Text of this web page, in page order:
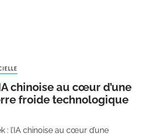
chinoise au cœur d’une
froide technologique
: l’IA chinoise au cœur d’une